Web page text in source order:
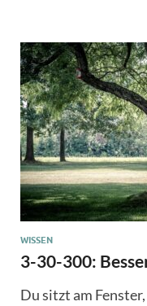
WISSEN
3-30-300:
Du sitzt am